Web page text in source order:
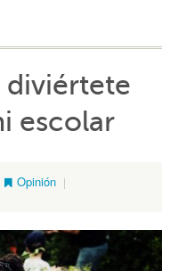
diviértete
escolar
Opinión